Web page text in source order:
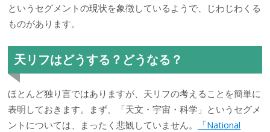
というセグメントの現状を象徴しているようで、じわじわくる
ものがあります。
天リフはどうする？どうなる？
ほとんど独り言ではありますが、天リフの考えることを簡単に
表明しておきます。まず、「天文・宇宙・科学」というセグメ
ントについては、まったく悲観していません。
「National